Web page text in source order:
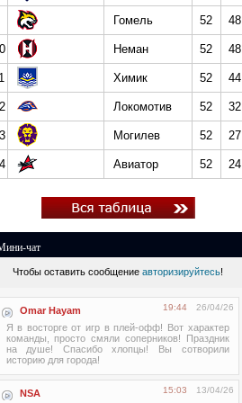
Гомель 52 48
Неман 52 48
Химик 52 44
Локомотив 52 32
Могилев 52 27
Авиатор 52 24
чат
Чтобы оставить сообщение авторизируйтесь!
Omar Hayam 26/04/26
19:44
Я в восторге от игр в плей-офф! Вот характер
команды, просто смяли соперников! Праздник
на душе! Спасибо хлопцы! Вы сотворили
историю для города!
NSA 13/04/26
15:03